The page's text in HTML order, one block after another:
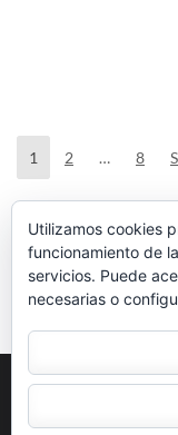
1 2 … 8
Utilizamos cookies
funcionamiento de
servicios. Puede
necesarias o